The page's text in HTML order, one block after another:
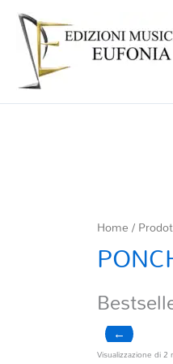
Home/
←
Visualizzazione di 2